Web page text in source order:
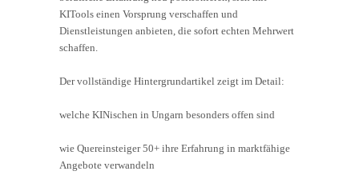
KITools einen Vorsprung verschaffen und
Dienstleistungen anbieten, die sofort echten Mehrwert
schaffen.
Der vollständige Hintergrundartikel zeigt im Detail:
welche KINischen in Ungarn besonders offen sind
wie Quereinsteiger 50+ ihre Erfahrung in marktfähige
Angebote verwandeln